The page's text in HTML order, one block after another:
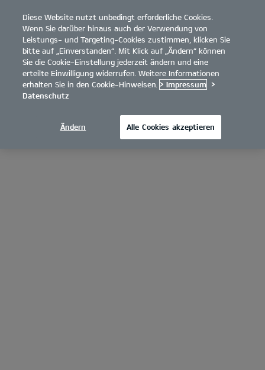
open
menu
Diese Website nutzt unbedingt erforderliche Cookies.
Wenn Sie darüber hinaus auch der Verwendung von
Leistungs- und Targeting-Cookies zustimmen, klicken Sie
bitte auf „Einverstanden“. Mit Klick auf „Ändern“ können
Sie die Cookie-Einstellung jederzeit ändern und eine
erteilte Einwilligung widerrufen. Weitere Informationen
erhalten Sie in den Cookie-Hinweisen. > Impressum >
Datenschutz
Ändern Alle Cookies akzeptieren